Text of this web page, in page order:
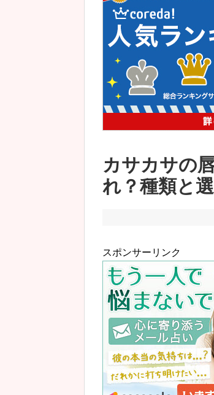
カサカサの
れ？種類と
スポンサーリンク